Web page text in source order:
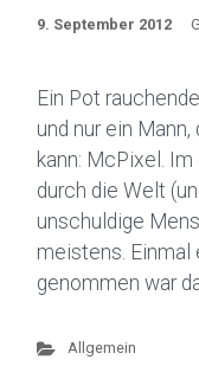
9. September 2012
Ein Pot
und nur ein
kann: McPixel.
durch die Welt
unschuldige
meistens. Einmal
genommen war
Allgemein